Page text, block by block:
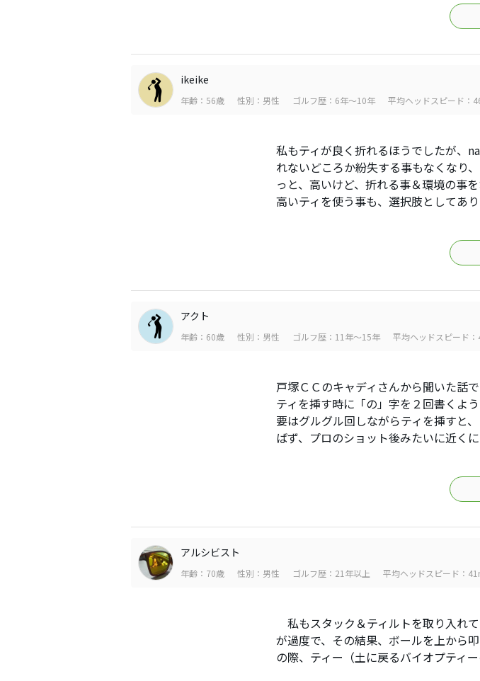
ikeike
年齢：56歳 性別：男性 ゴルフ歴：6年～10年 平均ヘッドスピード：
私もティが良く折れるほうでしたが、
れないどころか紛失する事もなくなり
っと、高いけど、折れる事＆環境の事
高いティを使う事も、選択肢としてあり
アクト
年齢：60歳 性別：男性 ゴルフ歴：11年～15年 平均ヘッドスピード
戸塚ＣＣのキャディさんから聞いた話で
ティを挿す時に「の」字を２回書くよ
要はグルグル回しながらティを挿すと
ばず、プロのショット後みたいに近くに
アルシビスト
年齢：70歳 性別：男性 ゴルフ歴：21年以上 平均ヘッドスピード：
私もスタック＆ティルトを取り入れ
が過度で、その結果、ボールを上から
の際、ティー（土に戻るバイオプティ